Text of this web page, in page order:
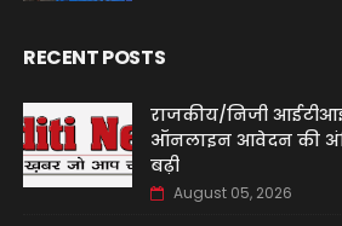
RECENT POSTS
राजकीय/निजी
ऑनलाइन आवेदन की
बढ़ी
August 05, 2026